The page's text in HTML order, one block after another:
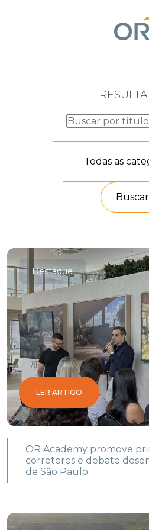
Buscar
Destaque
LER ARTIGO
OR Academy promove
corretores e debate
de São Paulo